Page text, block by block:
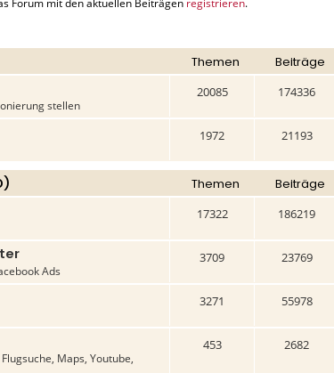
Forum mit den aktuellen Beiträgen registrieren.
Themen Beiträge
stellen
20085 174336
1972 21193
Themen Beiträge
17322 186219
Ads
3709 23769
3271 55978
Maps, Youtube,
453 2682